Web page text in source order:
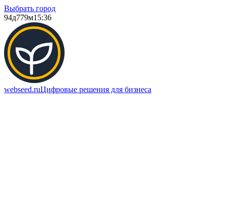
Выбрать город
94д779м15:36
webseed.ruЦифровые решения для бизнеса